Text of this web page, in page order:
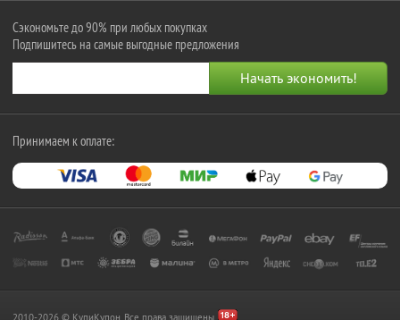
Сэкономьте до 90% при любых покупках
Подпишитесь на самые выгодные предложения
Принимаем к оплате:
2010-2026 © КупиКупон. Все права защищены.